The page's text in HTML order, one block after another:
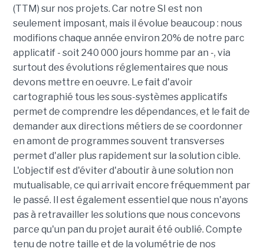
(TTM) sur nos projets. Car notre SI est non
seulement imposant, mais il évolue beaucoup : nous
modifions chaque année environ 20% de notre parc
applicatif - soit 240 000 jours homme par an -, via
surtout des évolutions réglementaires que nous
devons mettre en oeuvre. Le fait d'avoir
cartographié tous les sous-systèmes applicatifs
permet de comprendre les dépendances, et le fait de
demander aux directions métiers de se coordonner
en amont de programmes souvent transverses
permet d'aller plus rapidement sur la solution cible.
L'objectif est d'éviter d'aboutir à une solution non
mutualisable, ce qui arrivait encore fréquemment par
le passé. Il est également essentiel que nous n'ayons
pas à retravailler les solutions que nous concevons
parce qu'un pan du projet aurait été oublié. Compte
tenu de notre taille et de la volumétrie de nos